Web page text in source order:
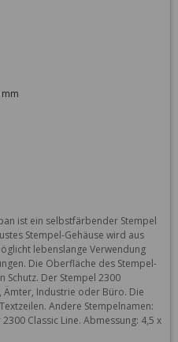
ist ein selbstfärbender Stempel
Stempel-Gehäuse wird aus
lebenslange Verwendung
Die Oberfläche des Stempel-
Schutz. Der Stempel 2300
Industrie oder Büro. Die
Andere Stempelnamen:
Classic Line. Abmessung: 4,5 x